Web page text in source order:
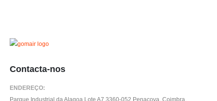
Contacta-nos
ENDEREÇO:
Parque Industrial da Alagoa Lote A7 3360-052 Penacova, Coimbra,